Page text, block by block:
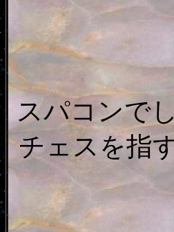
スパコンで
チェスを指